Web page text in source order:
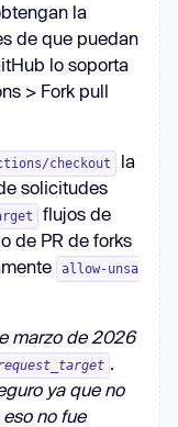
la
de que puedan
lo soporta
> Fork pull
checkout
la
solicitudes
flujos de
de PR de forks
allow-unsa
marzo de 2026
.
ya que no
no fue